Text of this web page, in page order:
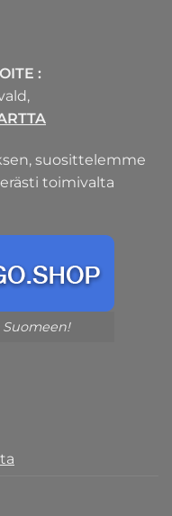
:
suosittelemme
toimivalta